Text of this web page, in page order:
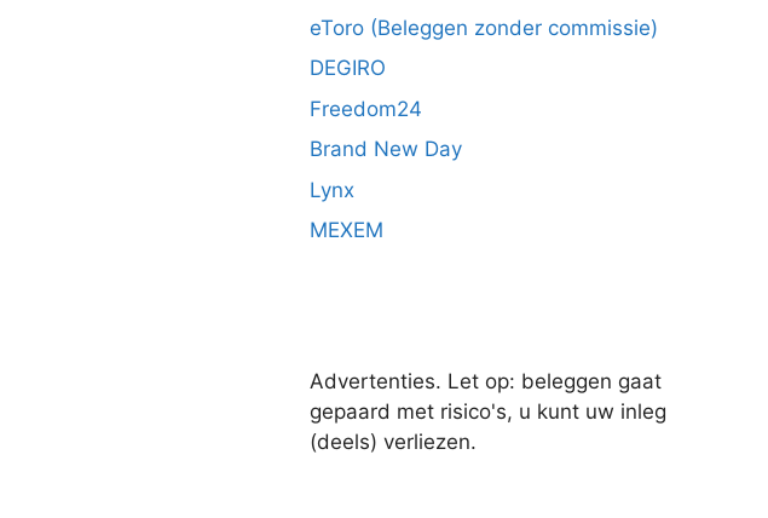
eToro (Beleggen zonder commissie)
DEGIRO
Freedom24
Brand New Day
Lynx
MEXEM
Advertenties. Let op: beleggen gaat
gepaard met risico's, u kunt uw inleg
(deels) verliezen.